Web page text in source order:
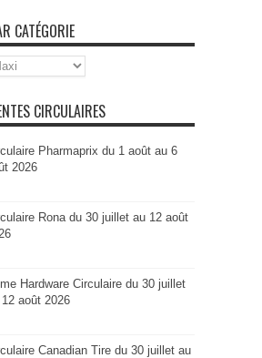
CATÉGORIE
CIRCULAIRES
Pharmaprix du 1 août au 6
2026
Rona du 30 juillet au 12 août
Hardware Circulaire du 30 juillet
août 2026
Canadian Tire du 30 juillet au